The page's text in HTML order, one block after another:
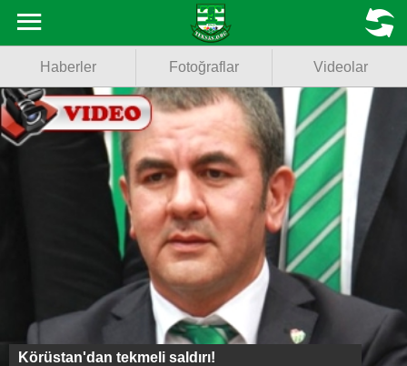
Fotoğraflar
Videolar
Basketbol
Voleybol
Puan Durumu
Fikstür
Facebook
MENU
Haberler Fotoğraflar Videolar
Körüstan'dan tekmeli saldırı!